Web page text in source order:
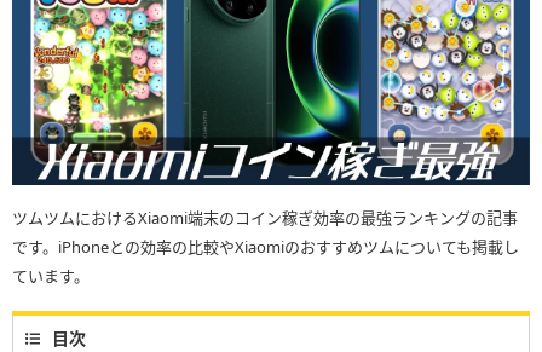
ツムツムにおけるXiaomi端末のコイン稼ぎ効率の最強ランキングの記事
です。iPhoneとの効率の比較やXiaomiのおすすめツムについても掲載し
ています。
目次